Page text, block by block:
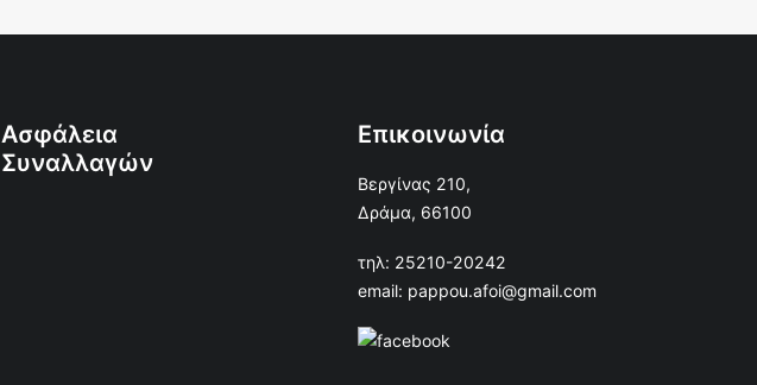
Ασφάλεια
Συναλλαγών
Επικοινωνία
Βεργίνας 210,
Δράμα, 66100
τηλ: 25210-20242
email: pappou.afoi@gmail.com